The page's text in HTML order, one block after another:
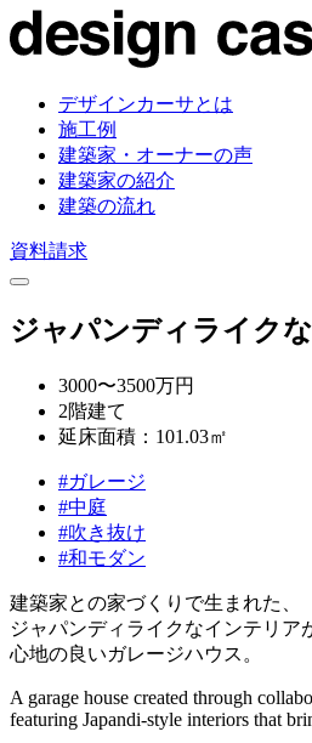
デザインカーサとは
施工例
建築家・オーナーの声
建築家の紹介
建築の流れ
資料請求
ジャパンディライク
3000〜3500万円
2階建て
延床面積：101.03㎡
#ガレージ
#中庭
#吹き抜け
#和モダン
建築家との家づくりで生まれた、
ジャパンディライクなインテリア
心地の良いガレージハウス。
A garage house created through
featuring Japandi-style interiors that